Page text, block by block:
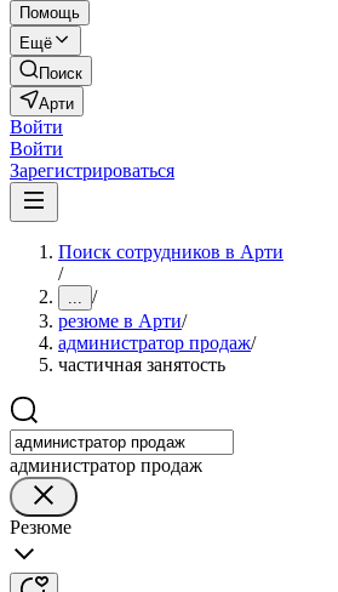
Помощь
Ещё
Поиск
Арти
Войти
Войти
Зарегистрироваться
Поиск сотрудников в Арти
/
... /
резюме в Арти/
администратор продаж/
частичная занятость
администратор продаж
Резюме